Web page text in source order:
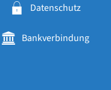
Datenschutz
Bankverbindung